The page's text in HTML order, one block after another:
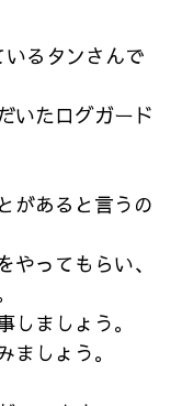
るタンさんで
いたログガード
があると言うの
ってもらい、
ましょう。
しょう。